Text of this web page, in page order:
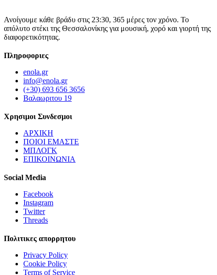
Ανοίγουμε κάθε βράδυ στις 23:30, 365 μέρες τον χρόνο. Το
απόλυτο στέκι της Θεσσαλονίκης για μουσική, χορό και γιορτή της
διαφορετικότητας.
Πληροφοριες
enola.gr
info@enola.gr
(+30) 693 656 3656
Βαλαωριτου 19
Χρησιμοι Συνδεσμοι
ΑΡΧΙΚΗ
ΠΟΙΟΙ ΕΜΑΣΤΕ
ΜΠΛΟΓΚ
ΕΠΙΚΟΙΝΩΝΙΑ
Social Media
Facebook
Instagram
Twitter
Threads
Πολιτικες απορρητου
Privacy Policy
Cookie Policy
Terms of Service